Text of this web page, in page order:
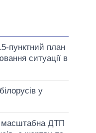
пунктний план
ситуації в
у
масштабна ДТП